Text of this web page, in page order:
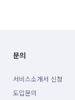
문의
서비스소개서 신청
도입문의